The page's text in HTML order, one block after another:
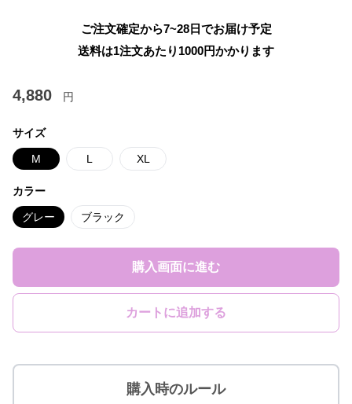
ご注文確定から7~28日でお届け予定
送料は1注文あたり 1000円かかります
4,880 円
サイズ
M L XL
カラー
グレー ブラック
購入画面に進む
カートに追加する
購入時のルール